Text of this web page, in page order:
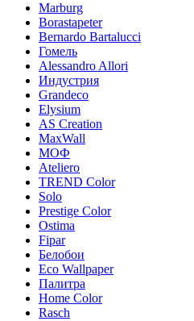
Marburg
Borastapeter
Bernardo Bartalucci
Гомель
Alessandro Allori
Индустрия
Grandeco
Elysium
AS Creation
MaxWall
МОФ
Ateliero
TREND Color
Solo
Prestige Color
Ostima
Fipar
Белобои
Eco Wallpaper
Палитра
Home Color
Rasch